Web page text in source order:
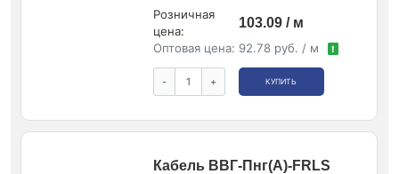
Розничная
цена:
103.09 / м
Оптовая цена: 92.78 руб. / м !
- + КУПИТЬ
Кабель ВВГ-Пнг(А)-FRLS